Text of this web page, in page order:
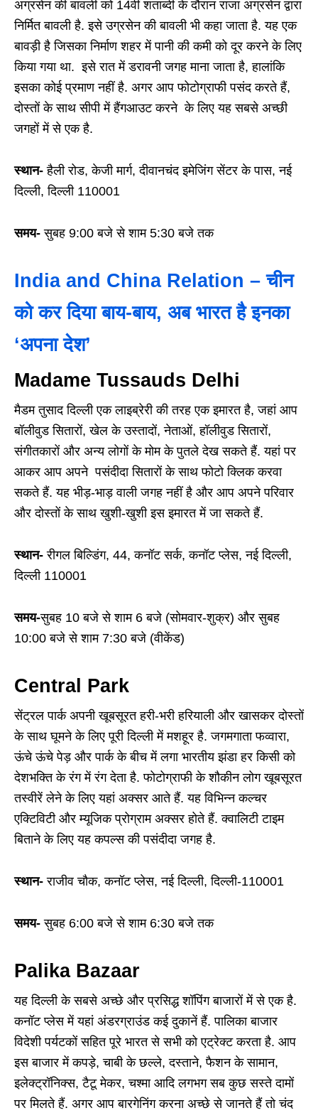
अग्रसेन की बावली को 14वीं शताब्दी के दौरान राजा अग्रसेन द्वारा
निर्मित बावली है. इसे उग्रसेन की बावली भी कहा जाता है. यह एक
बावड़ी है जिसका निर्माण शहर में पानी की कमी को दूर करने के लिए
किया गया था. इसे रात में डरावनी जगह माना जाता है, हालांकि
इसका कोई प्रमाण नहीं है. अगर आप फोटोग्राफी पसंद करते हैं,
दोस्तों के साथ सीपी में हैंगआउट करने के लिए यह सबसे अच्छी
जगहों में से एक है.
स्थान-हैली रोड, केजी मार्ग, दीवानचंद इमेजिंग सेंटर के पास, नई
दिल्ली, दिल्ली 110001
समय- सुबह 9:00 बजे से शाम 5:30 बजे तक
India and China Relation – चीन
को कर दिया बाय-बाय, अब भारत है इनका
‘अपना देश’
Madame Tussauds Delhi
मैडम तुसाद दिल्ली एक लाइब्रेरी की तरह एक इमारत है, जहां आप
बॉलीवुड सितारों, खेल के उस्तादों, नेताओं, हॉलीवुड सितारों,
संगीतकारों और अन्य लोगों के मोम के पुतले देख सकते हैं. यहां पर
आकर आप अपने पसंदीदा सितारों के साथ फोटो क्लिक करवा
सकते हैं. यह भीड़-भाड़ वाली जगह नहीं है और आप अपने परिवार
और दोस्तों के साथ खुशी-खुशी इस इमारत में जा सकते हैं.
स्थान- रीगल बिल्डिंग, 44, कनॉट सर्क, कनॉट प्लेस, नई दिल्ली,
दिल्ली 110001
समय-सुबह 10 बजे से शाम 6 बजे (सोमवार-शुक्र) और सुबह
10:00 बजे से शाम 7:30 बजे (वीकेंड)
Central Park
सेंट्रल पार्क अपनी खूबसूरत हरी-भरी हरियाली और खासकर दोस्तों
के साथ घूमने के लिए पूरी दिल्ली में मशहूर है. जगमगाता फव्वारा,
ऊंचे ऊंचे पेड़ और पार्क के बीच में लगा भारतीय झंडा हर किसी को
देशभक्ति के रंग में रंग देता है. फोटोग्राफी के शौकीन लोग खूबसूरत
तस्वीरें लेने के लिए यहां अक्सर आते हैं. यह विभिन्न कल्चर
एक्टिविटी और म्यूजिक प्रोग्राम अक्सर होते हैं. क्वालिटी टाइम
बिताने के लिए यह कपल्स की पसंदीदा जगह है.
स्थान- राजीव चौक, कनॉट प्लेस, नई दिल्ली, दिल्ली-110001
समय- सुबह 6:00 बजे से शाम 6:30 बजे तक
Palika Bazaar
यह दिल्ली के सबसे अच्छे और प्रसिद्ध शॉपिंग बाजारों में से एक है.
कनॉट प्लेस में यहां अंडरग्राउंड कई दुकानें हैं. पालिका बाजार
विदेशी पर्यटकों सहित पूरे भारत से सभी को एट्रेक्ट करता है. आप
इस बाजार में कपड़े, चाबी के छल्ले, दस्ताने, फैशन के सामान,
इलेक्ट्रॉनिक्स, टैटू मेकर, चश्मा आदि लगभग सब कुछ सस्ते दामों
पर मिलते हैं. अगर आप बारगेनिंग करना अच्छे से जानते हैं तो चंद